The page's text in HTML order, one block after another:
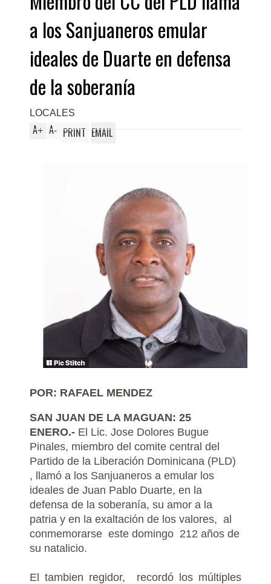
a los Sanjuaneros emular
ideales de Duarte en defensa
de la soberanía
LOCALES
A+ A- PRINT EMAIL
POR: RAFAEL MENDEZ
SAN JUAN DE LA MAGUAN: 25
ENERO.- El Lic. Jose Dolores Bugue
Pinales, miembro del comite central del
Partido de la Liberación Dominicana (PLD)
, llamó a los Sanjuaneros a emular los
ideales de Juan Pablo Duarte, en la
defensa de la soberanía, su amor a la
patria y en la exaltación de los valores, al
conmemorarse este domingo 212 años de
su natalicio.
El tambien regidor, recordó los múltiples